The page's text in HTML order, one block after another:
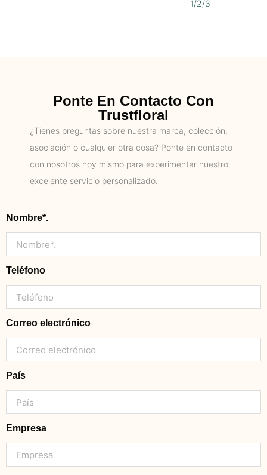
1/2/3
Ponte En Contacto Con
Trustfloral
¿Tienes preguntas sobre nuestra marca, colección,
asociación o cualquier otra cosa? Ponte en contacto
con nosotros hoy mismo para experimentar nuestro
excelente servicio personalizado.
Nombre*.
Teléfono
Correo electrónico
País
Empresa